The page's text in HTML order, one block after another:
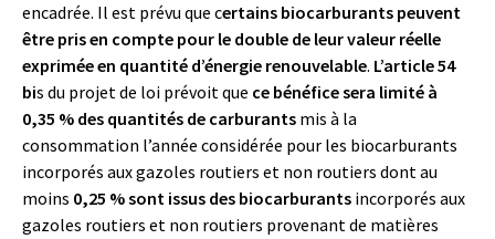
encadrée. Il est prévu que certains biocarburants peuvent
être pris en compte pour le double de leur valeur réelle
exprimée en quantité d’énergie renouvelable. L’article 54
bis du projet de loi prévoit que ce bénéfice sera limité à
0,35 % des quantités de carburants mis à la
consommation l’année considérée pour les biocarburants
incorporés aux gazoles routiers et non routiers dont au
moins 0,25 % sont issus des biocarburants incorporés aux
gazoles routiers et non routiers provenant de matières